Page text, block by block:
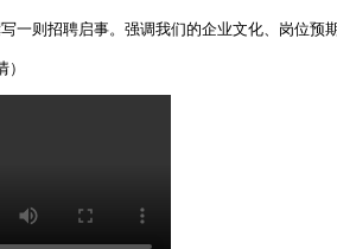
则招聘启事。强调我们的企业文化、岗位预
）